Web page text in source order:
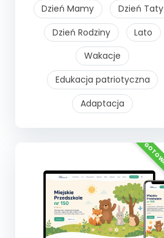
Dzień Mamy
Dzień Taty
Dzień Rodziny
Lato
Wakacje
Edukacja patriotyczna
Adaptacja